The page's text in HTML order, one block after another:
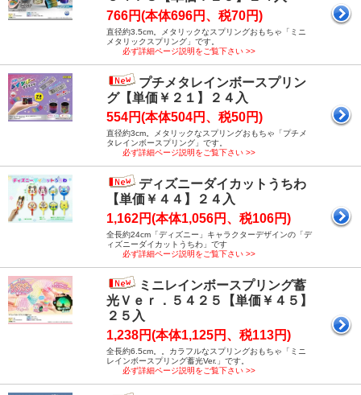
766円(本体696円、税70円)
直径約3.5cm。メタリックなスプリングおもちゃ「ミニ
メタリックスプリング」です。
必ず詳細ページ説明をご覧下さい >>
プチメタレインボースプリン
グ【単価￥２１】２４入
554円(本体504円、税50円)
直径約3cm。メタリックなスプリングおもちゃ「プチメ
タレインボースプリング」です。
必ず詳細ページ説明をご覧下さい >>
ディズニーダイカットうちわ
【単価￥４４】２４入
1,162円(本体1,056円、税106円)
全長約24cm「ディズニー」キャラクターデザインの「デ
ィズニーダイカットうちわ」です
必ず詳細ページ説明をご覧下さい >>
ミニレインボースプリング蓄
光Ｖｅｒ．５４２５【単価￥４５】
２５入
1,238円(本体1,125円、税113円)
全長約6.5cm。。カラフルなスプリングおもちゃ「ミニ
レインボースプリング蓄光Ver.」です。
必ず詳細ページ説明をご覧下さい >>